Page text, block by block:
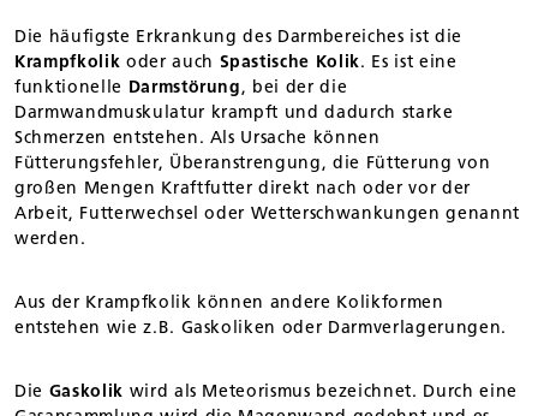
Die häufigste Erkrankung des Darmbereiches ist die
Krampfkolik oder auch Spastische Kolik. Es ist eine
funktionelle Darmstörung, bei der die
Darmwandmuskulatur krampft und dadurch starke
Schmerzen entstehen. Als Ursache können
Fütterungsfehler, Überanstrengung, die Fütterung von
großen Mengen Kraftfutter direkt nach oder vor der
Arbeit, Futterwechsel oder Wetterschwankungen genannt
werden.
Aus der Krampfkolik können andere Kolikformen
entstehen wie z.B. Gaskoliken oder Darmverlagerungen.
Die Gaskolik wird als Meteorismus bezeichnet. Durch eine